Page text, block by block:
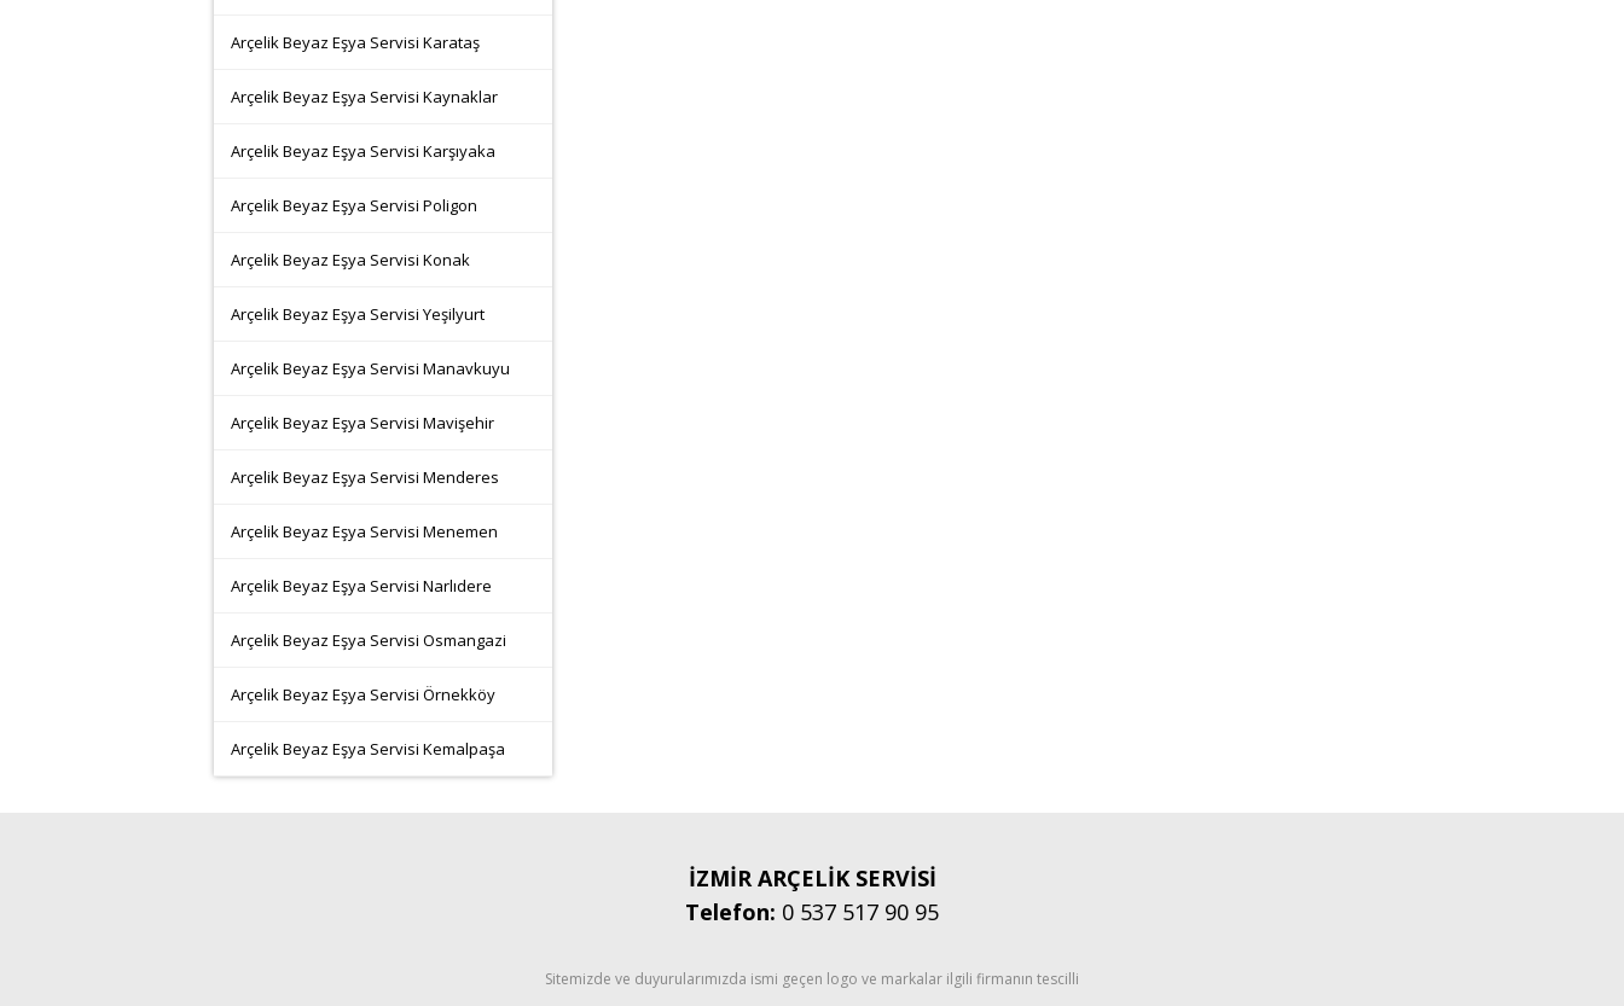
Arçelik Beyaz Eşya Servisi Karataş
Arçelik Beyaz Eşya Servisi Kaynaklar
Arçelik Beyaz Eşya Servisi Karşıyaka
Arçelik Beyaz Eşya Servisi Poligon
Arçelik Beyaz Eşya Servisi Konak
Arçelik Beyaz Eşya Servisi Yeşilyurt
Arçelik Beyaz Eşya Servisi Manavkuyu
Arçelik Beyaz Eşya Servisi Mavişehir
Arçelik Beyaz Eşya Servisi Menderes
Arçelik Beyaz Eşya Servisi Menemen
Arçelik Beyaz Eşya Servisi Narlıdere
Arçelik Beyaz Eşya Servisi Osmangazi
Arçelik Beyaz Eşya Servisi Örnekköy
Arçelik Beyaz Eşya Servisi Kemalpaşa
İZMİR ARÇELİK SERVİSİ
Telefon: 0 537 517 90 95
Sitemizde ve duyurularımızda ismi geçen logo ve markalar ilgili firmanın tescilli